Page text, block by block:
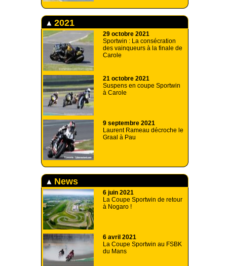
2021
29 octobre 2021
Sportwin : La consécration
des vainqueurs à la finale de
Carole
21 octobre 2021
Suspens en coupe Sportwin
à Carole
9 septembre 2021
Laurent Rameau décroche le
Graal à Pau
News
6 juin 2021
La Coupe Sportwin de retour
à Nogaro !
6 avril 2021
La Coupe Sportwin au FSBK
du Mans